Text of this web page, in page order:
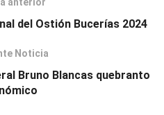
del Ostión Bucerías 2024
Noticia
Bruno Blancas quebranto